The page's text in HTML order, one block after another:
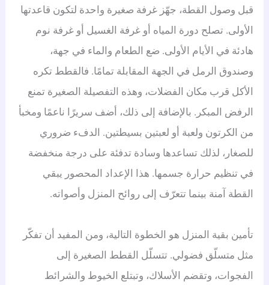
قبل وصول القطة، جهّز غرفة صغيرة واحدة لتكون قاعدتها
الأولى. تصلح دورة المياه أو غرفة الغسيل أو غرفة نوم
هادئة في الأيام الأولى. ضع الطعام والماء في جهة،
وصندوق الرمل في الجهة المقابلة تمامًا. فالقطط تكره
الأكل قرب مكان الفضلات، وهذه التفصيلة الصغيرة تمنع
الرفض المبكر. بالإضافة إلى ذلك، أضف سريرًا ناعمًا ومخبأ
من الكرتون ولعبة أو لعبتين بسيطتين. الدفء ضروري
للصغار، لذلك تساعدها وسادة تدفئة على درجة منخفضة
في تنظيم حرارة جسمها. هذا الإعداد المحصور يبقي
القطة آمنة بينما تتعرّف إلى روائح المنزل وأصواته.
تأمين بقية المنزل هو الخطوة التالية، ومن المفيد أن تفكّر
مثل متسلّق فضولي. تتسلّل القطط الصغيرة إلى
الفجوات، وتقضم الأسلاك، وتبتلع الخيوط والشرائط